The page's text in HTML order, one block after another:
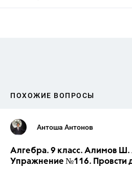
ПОХОЖИЕ ВОПРОСЫ
Антоша Антонов
Алгебра. 9 класс. Алимов Ш.
Упражнение №116. Провсти